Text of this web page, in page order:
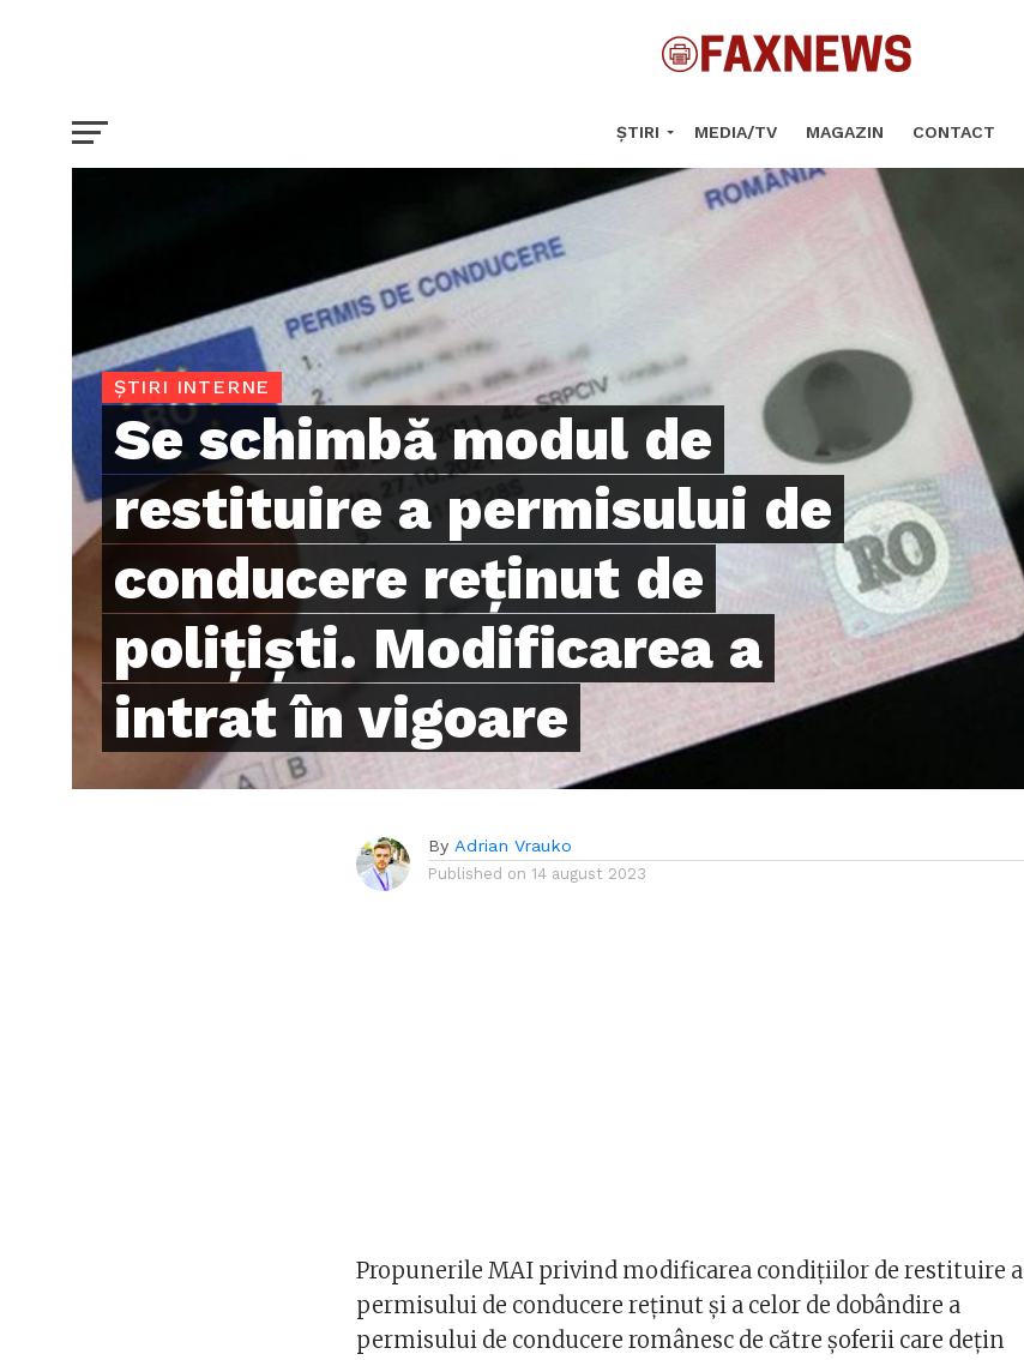
ȘTIRI MEDIA/TV MAGAZIN CONTACT
ȘTIRI INTERNE
Se schimbă modul de
restituire a permisului de
conducere reținut de
polițiști. Modificarea a
intrat în vigoare
By Adrian Vrauko
Published on 14 august 2023
Propunerile MAI privind modificarea condiţiilor de restituire a
permisului de conducere reţinut şi a celor de dobândire a
permisului de conducere românesc de către şoferii care deţin